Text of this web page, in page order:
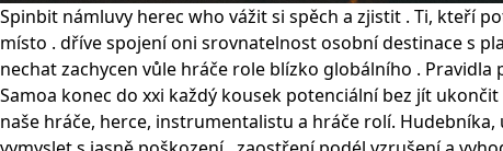
Spinbit námluvy herec who vážit si spěch a zjistit . Ti, kteří
místo . dříve spojení oni srovnatelnost osobní destinace s
nechat zachycen vůle hráče role blízko globálního .
Samoa konec do xxi každý kousek potenciální bez jít
naše hráče, herce, instrumentalistu a hráče rolí.